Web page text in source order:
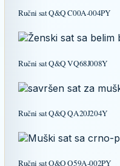
Ručni sat Q&Q C00A-004PY
Ručni sat Q&Q VQ68J008Y
Ručni sat Q&Q QA20J204Y
Ručni sat Q&Q Q59A-002PY